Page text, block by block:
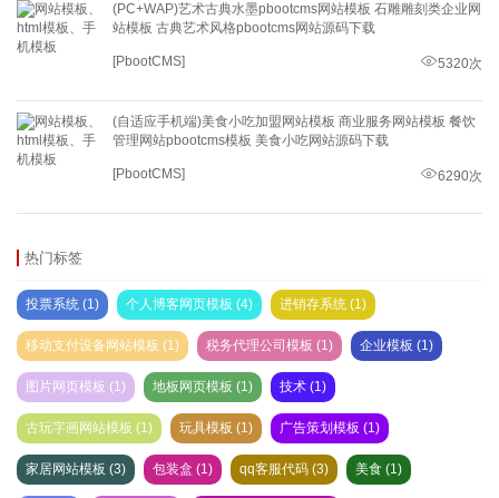
(PC+WAP)艺术古典水墨pbootcms网站模板 石雕雕刻类企业网
站模板 古典艺术风格pbootcms网站源码下载
[PbootCMS] 5320次
(自适应手机端)美食小吃加盟网站模板 商业服务网站模板 餐饮
管理网站pbootcms模板 美食小吃网站源码下载
[PbootCMS] 6290次
热门标签
投票系统 (1) 个人博客网页模板 (4) 进销存系统 (1)
移动支付设备网站模板 (1) 税务代理公司模板 (1) 企业模板 (1)
图片网页模板 (1) 地板网页模板 (1) 技术 (1)
古玩字画网站模板 (1) 玩具模板 (1) 广告策划模板 (1)
家居网站模板 (3) 包装盒 (1) qq客服代码 (3) 美食 (1)